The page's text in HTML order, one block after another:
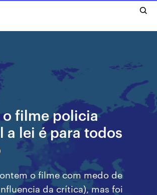
o filme policia
a lei é para todos
o filme com medo de
da crítica), mas foi